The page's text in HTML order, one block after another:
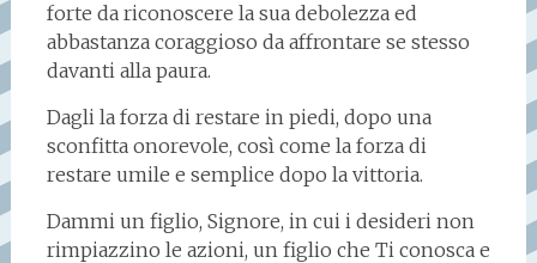
forte da riconoscere la sua debolezza ed
abbastanza coraggioso da affrontare se stesso
davanti alla paura.
Dagli la forza di restare in piedi, dopo una
sconfitta onorevole, così come la forza di
restare umile e semplice dopo la vittoria.
Dammi un figlio, Signore, in cui i desideri non
rimpiazzino le azioni, un figlio che Ti conosca e